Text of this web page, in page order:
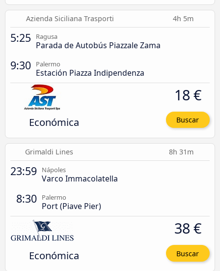
Azienda Siciliana Trasporti 4h 5m
5:25 Ragusa
Parada de Autobús Piazzale Zama
9:30 Palermo
Estación Piazza Indipendenza
Económica
18 €
Buscar
Grimaldi Lines 8h 31m
23:59 Nápoles
Varco Immacolatella
8:30 Palermo
Port (Piave Pier)
Económica
38 €
Buscar